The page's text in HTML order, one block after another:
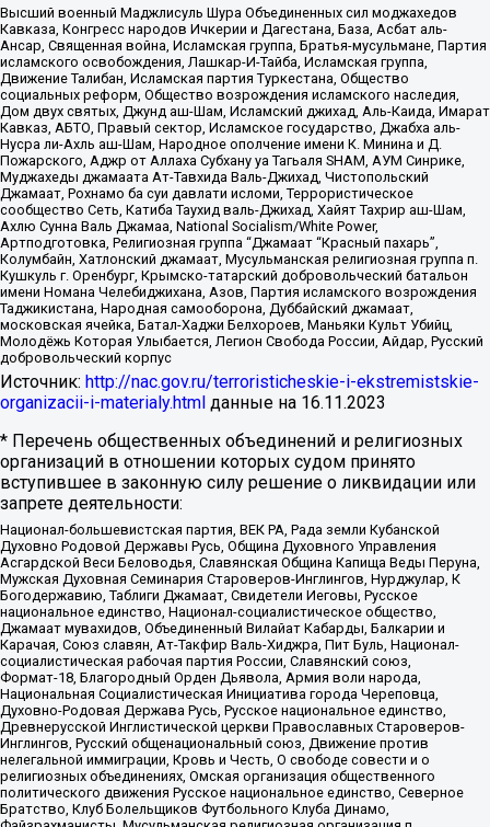
Высший военный Маджлисуль Шура Объединенных сил моджахедов
Кавказа, Конгресс народов Ичкерии и Дагестана, База, Асбат аль-
Ансар, Священная война, Исламская группа, Братья-мусульмане, Партия
исламского освобождения, Лашкар-И-Тайба, Исламская группа,
Движение Талибан, Исламская партия Туркестана, Общество
социальных реформ, Общество возрождения исламского наследия,
Дом двух святых, Джунд аш-Шам, Исламский джихад, Аль-Каида, Имарат
Кавказ, АБТО, Правый сектор, Исламское государство, Джабха аль-
Нусра ли-Ахль аш-Шам, Народное ополчение имени К. Минина и Д.
Пожарского, Аджр от Аллаха Субхану уа Тагьаля SHAM, АУМ Синрике,
Муджахеды джамаата Ат-Тавхида Валь-Джихад, Чистопольский
Джамаат, Рохнамо ба суи давлати исломи, Террористическое
сообщество Сеть, Катиба Таухид валь-Джихад, Хайят Тахрир аш-Шам,
Ахлю Сунна Валь Джамаа, National Socialism/White Power,
Артподготовка, Религиозная группа “Джамаат “Красный пахарь”,
Колумбайн, Хатлонский джамаат, Мусульманская религиозная группа п.
Кушкуль г. Оренбург, Крымско-татарский добровольческий батальон
имени Номана Челебиджихана, Азов, Партия исламского возрождения
Таджикистана, Народная самооборона, Дуббайский джамаат,
московская ячейка, Батал-Хаджи Белхороев, Маньяки Культ Убийц,
Молодёжь Которая Улыбается, Легион Свобода России, Айдар, Русский
добровольческий корпус
Источник: http://nac.gov.ru/terroristicheskie-i-ekstremistskie-
organizacii-i-materialy.html данные на 16.11.2023
* Перечень общественных объединений и религиозных
организаций в отношении которых судом принято
вступившее в законную силу решение о ликвидации или
запрете деятельности:
Национал-большевистская партия, ВЕК РА, Рада земли Кубанской
Духовно Родовой Державы Русь, Община Духовного Управления
Асгардской Веси Беловодья, Славянская Община Капища Веды Перуна,
Мужская Духовная Семинария Староверов-Инглингов, Нурджулар, К
Богодержавию, Таблиги Джамаат, Свидетели Иеговы, Русское
национальное единство, Национал-социалистическое общество,
Джамаат мувахидов, Объединенный Вилайат Кабарды, Балкарии и
Карачая, Союз славян, Ат-Такфир Валь-Хиджра, Пит Буль, Национал-
социалистическая рабочая партия России, Славянский союз,
Формат-18, Благородный Орден Дьявола, Армия воли народа,
Национальная Социалистическая Инициатива города Череповца,
Духовно-Родовая Держава Русь, Русское национальное единство,
Древнерусской Инглистической церкви Православных Староверов-
Инглингов, Русский общенациональный союз, Движение против
нелегальной иммиграции, Кровь и Честь, О свободе совести и о
религиозных объединениях, Омская организация общественного
политического движения Русское национальное единство, Северное
Братство, Клуб Болельщиков Футбольного Клуба Динамо,